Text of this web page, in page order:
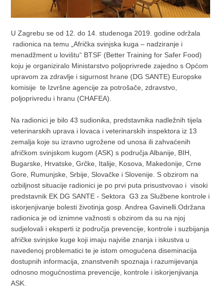
U Zagrebu se od 12. do 14. studenoga 2019. godine održala
radionica na temu „Afrička svinjska kuga – nadziranje i
menadžment u lovištu“ BTSF (Better Training for Safer Food)
koju je organiziralo Ministarstvo poljoprivrede zajedno s Općom
upravom za zdravlje i sigurnost hrane (DG SANTE) Europske
komisije te Izvršne agencije za potrošače, zdravstvo,
poljoprivredu i hranu (CHAFEA).
Na radionici je bilo 43 sudionika, predstavnika nadležnih tijela
veterinarskih uprava i lovaca i veterinarskih inspektora iz 13
zemalja koje su izravno ugrožene od unosa ili zahvaćenih
afričkom svinjskom kugom (ASK) s područja Albanije, BIH,
Bugarske, Hrvatske, Grčke, Italije, Kosova, Makedonije, Crne
Gore, Rumunjske, Srbije, Slovačke i Slovenije. S obzirom na
ozbiljnost situacije radionici je po prvi puta prisustvovao i visoki
predstavnik EK DG SANTE - Sektora G3 za Službene kontrole i
iskorjenjivanje bolesti životinja gosp. Andrea Gavinelli.Održana
radionica je od iznimne važnosti s obzirom da su na njoj
sudjelovali i eksperti iz područja prevencije, kontrole i suzbijanja
afričke svinjske kuge koji imaju najviše znanja i iskustva u
navedenoj problematici te je istom omogućena diseminacija
dostupnih informacija, znanstvenih spoznaja i razumijevanja
odnosno mogućnostima prevencije, kontrole i iskorjenjivanja
ASK.